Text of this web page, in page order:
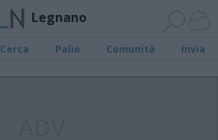
Legnano
Cerca Palio Comunità Invia